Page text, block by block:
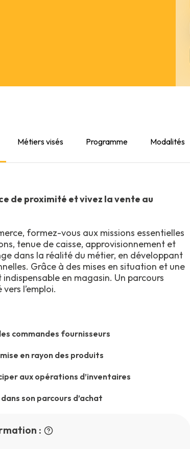
Métiers visés Programme Modalités
de proximité et vivez la vente au
formez-vous aux missions essentielles
tenue de caisse, approvisionnement et
dans la réalité du métier, en développant
Grâce à des mises en situation et une
en magasin. Un parcours
l’emploi.
commandes fournisseurs
en rayon des produits
aux opérations d’inventaires
son parcours d’achat
: